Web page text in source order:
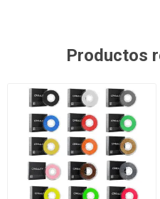
Productos